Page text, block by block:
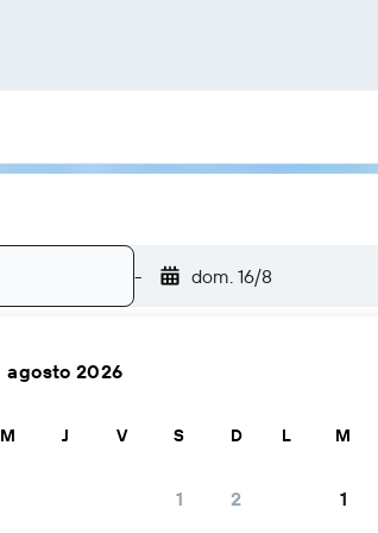
- dom. 16/8
agosto 2026
M J V S D
1 2
L M
1